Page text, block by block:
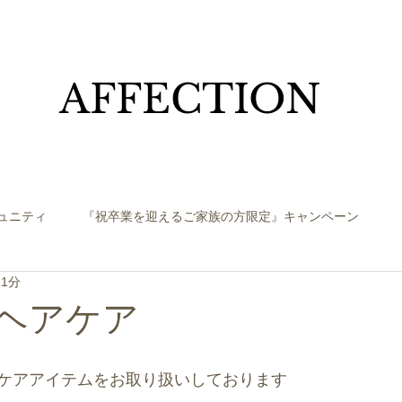
​AFFECTION
ニティ 『祝卒業を迎えるご家族の方限定』キャンペーン
アケア
分
アアイテムをお取り扱いしております